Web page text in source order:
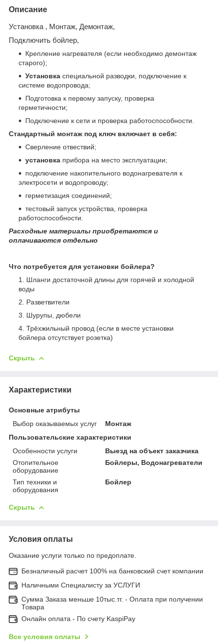
Описание
Установка , Монтаж, Демонтаж,
Подключить бойлер,
Крепление нагревателя (если необходимо демонтаж
старого);
Установка специальной разводки, подключение к
системе водопровода;
Подготовка к первому запуску, проверка
герметичности;
Подключение к сети и проверка работоспособности.
Стандартный монтаж под ключ включает в себя:
Сверление отвествий;
установка прибора на место эксплуатации;
подключение накопительного водонагревателя к
электросети и водопроводу;
герметизация соединений;
тестовый запуск устройства, проверка
работоспособности.
Расходные материалы приобретаются и
оплачиваются отдельно
Что потребуется для установки бойлера?
Шланги достаточной длины для горячей и холодной
воды
Разветвители
Шурупы, дюбели
Трёхжильный провод (если в месте установки
бойлера отсутствует розетка)
Скрыть
Характеристики
Основные атрибуты
Выбор оказываемых услуг
Монтаж
Пользовательские характеристики
Особенности услуги
Выезд на объект заказчика
Отопительное
оборудование
Бойлеры, Водонагреватели
Тип техники и
оборудования
Бойлер
Скрыть
Условия оплаты
Оказание услуги только по предоплате.
Безналичный расчет 100% на банковский счет компании
Наличными Специалисту за УСЛУГИ
Сумма Заказа меньше 10тыс.тг. - Оплата при получении
Товара
Онлайн оплата - По счету KaspiPay
Все условия оплаты